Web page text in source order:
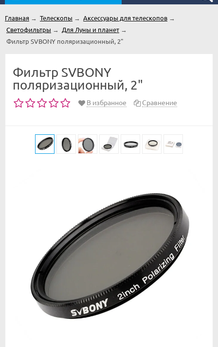
Главная → Телескопы → Аксессуары для телескопов →
Светофильтры → Для Луны и планет →
Фильтр SVBONY поляризационный, 2"
Фильтр SVBONY
поляризационный, 2"
В избранное Сравнение